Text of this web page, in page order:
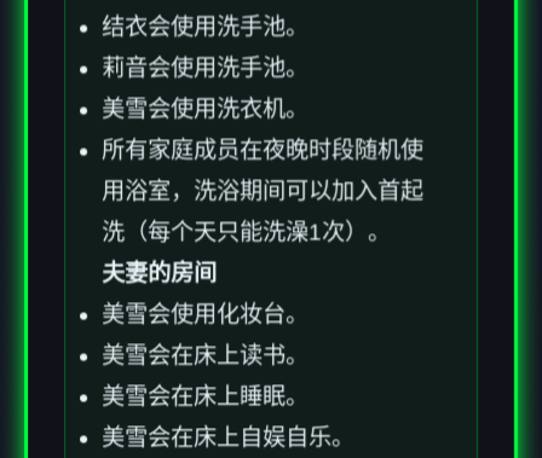
结衣会使用洗手池。
莉音会使用洗手池。
美雪会使用洗衣机。
所有家庭成员在夜晚时段随机使
用浴室，洗浴期间可以加入首起
洗（每个天只能洗澡1次）。
夫妻的房间
美雪会使用化妆台。
美雪会在床上读书。
美雪会在床上睡眠。
美雪会在床上自娱自乐。